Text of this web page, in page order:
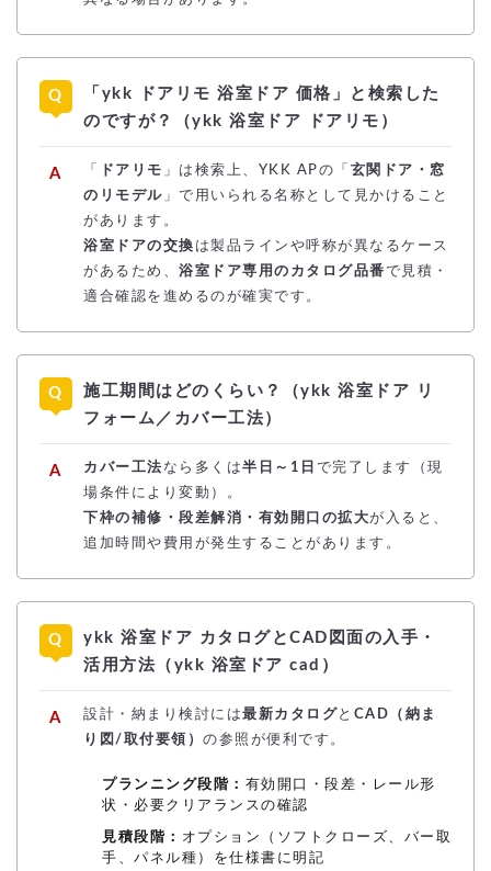
「ykk ドアリモ 浴室ドア 価格」と検索した
のですが？（ykk 浴室ドア ドアリモ）
「 ドアリモ 」は検索上、YKK APの「 玄関ドア・窓
のリモデル 」で用いられる名称として見かけること
があります。
浴室ドアの交換 は製品ラインや呼称が異なるケース
があるため、 浴室ドア専用のカタログ品番で見積・
適合確認を進めるのが確実です。
施工期間はどのくらい？（ykk 浴室ドア リ
フォーム／カバー工法）
カバー工法 なら多くは半日～1日 で完了します（現
場条件により変動）。
下枠の補修・段差解消・有効開口の拡大が入ると、
追加時間や費用が発生することがあります。
ykk 浴室ドア カタログとCAD図面の入手・
活用方法（ykk 浴室ドア cad）
設計・納まり検討には最新カタログと CAD（納ま
り図/取付要領） の参照が便利です。
プランニング段階： 有効開口・段差・レール形
状・必要クリアランスの確認
見積段階：
オプション（ソフトクローズ、バー取
手、パネル種）を仕様書に明記